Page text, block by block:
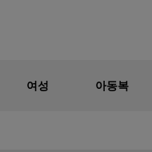
여성 아동복